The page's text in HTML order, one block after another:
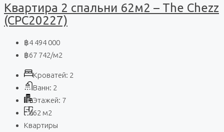
Квартира 2 спальни 62м2 – The Chezz
(CPC20227)
฿4 494 000
฿67 742/м2
Кроватей: 2
Ванн: 2
Этажей: 7
62 м2
Квартиры